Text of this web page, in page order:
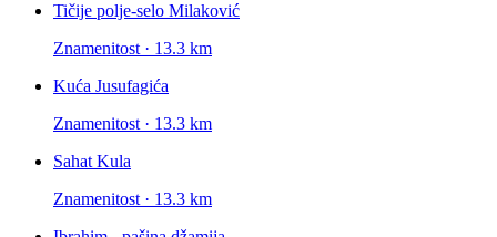
Tičije polje-selo Milaković
Znamenitost · 13.3 km
Kuća Jusufagića
Znamenitost · 13.3 km
Sahat Kula
Znamenitost · 13.3 km